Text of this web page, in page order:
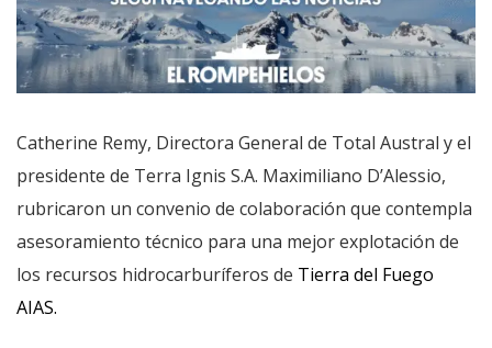
Catherine Remy, Directora General de Total Austral y el
presidente de Terra Ignis S.A. Maximiliano D’Alessio,
rubricaron un convenio de colaboración que contempla
asesoramiento técnico para una mejor explotación de
los recursos hidrocarburíferos de Tierra del Fuego
AIAS.